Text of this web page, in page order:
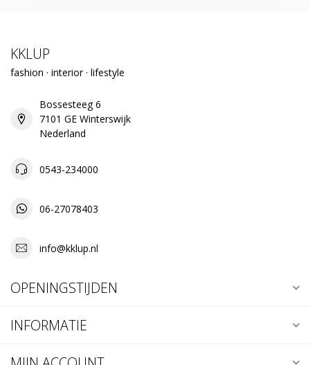
KKLUP
fashion · interior · lifestyle
Bossesteeg 6
7101 GE Winterswijk
Nederland
0543-234000
06-27078403
info@kklup.nl
OPENINGSTIJDEN
INFORMATIE